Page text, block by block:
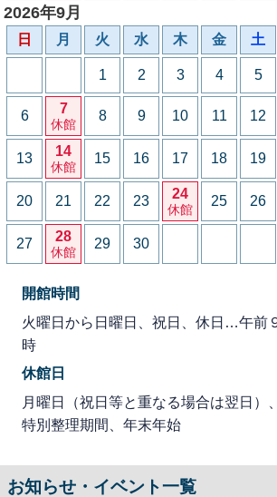
2026年9月
日 月 火 水 木 金 土
1 2 3 4 5
6 7
休館
8 9 10 11 12
13 14
休館
15 16 17 18 19
20 21 22 23 24
休館
25 26
27 28
休館
29 30
開館時間
火曜日から日曜日、祝日、休日…午前
時
休館日
月曜日（祝日等と重なる場合は翌日）
特別整理期間、年末年始
お知らせ・イベント一覧